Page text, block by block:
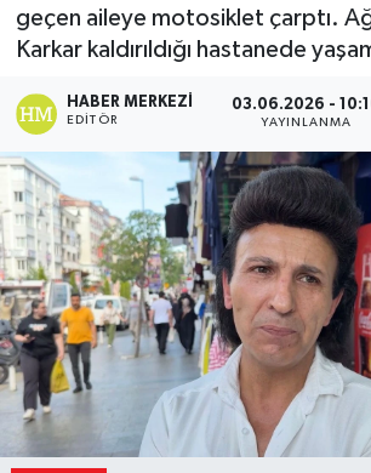
geçen aileye motosiklet çarptı.
Karkar kaldırıldığı hastanede
HABER MERKEZI
EDITÖR
03.06.2026 -
YAYINLANMA